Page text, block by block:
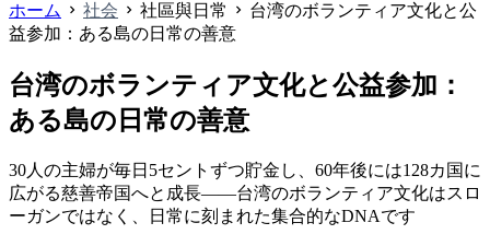
ホーム 社会 社區與日常
台湾のボランティア文化と公
益参加：ある島の日常の善意
台湾のボランティア文化と公益参加：
ある島の日常の善意
30人の主婦が毎日5セントずつ貯金し、60年後には128カ国に
広がる慈善帝国へと成長——台湾のボランティア文化はスロ
ーガンではなく、日常に刻まれた集合的なDNAです